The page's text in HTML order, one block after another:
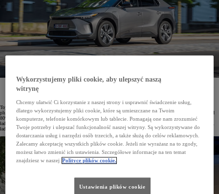
Toyota wprowadziła nową usługę Toyota Charging Network. Jest ona dedykowana użytkownikom
samochodów elektrycznych oraz hybryd typu plug-in. Umożliwia korzystanie z blisko 6 tys. stacji
Toyota dąży do zapewnienia jak największego komfortu użytkownikom aut elektrycznych oraz hybryd typu
plug-in. Z myślą o nich uruchomiła nową usługę –Toyota Charging Network. Zapewnia ona dostęp do ponad
80% publicznych stacji ładowania w Polsce należących do największych sieci. Jest to blisko 6 tys. punktów
ładowania w naszym kraju. Co więcej, Toyota Charging Network umożliwia też korzystanie z ponad 755 tys.
ładowarek w 20 państwach Europy. Liczba stacji objętych usługą stale rośnie.
Wykorzystujemy pliki cookie, aby ulepszyć naszą
witrynę
Chcemy ułatwić Ci korzystanie z naszej strony i usprawnić świadczenie usług,
dlatego wykorzystujemy pliki cookie, które są umieszczane na Twoim
komputerze, telefonie komórkowym lub tablecie. Pomagają one nam zrozumieć
Twoje potrzeby i ulepszać funkcjonalność naszej witryny. Są wykorzystywane do
dostarczania usług i narzędzi osób trzecich, a także służą do celów reklamowych.
Zalecamy akceptację wszystkich plików cookie. Jeżeli nie wyrażasz na to zgody,
możesz łatwo zmienić ich ustawienia. Szczegółowe informacje na ten temat
znajdziesz w naszej Polityce plików cookie.
Ustawienia plików cookie